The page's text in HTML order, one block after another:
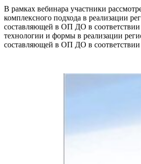
В рамках вебинара участники
комплексного подхода в реализации
составляющей в ОП ДО в
технологии и формы в реализации
составляющей в ОП ДО в